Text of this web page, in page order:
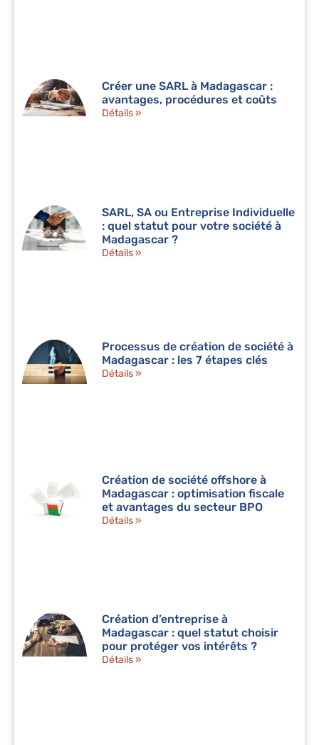
Créer une SARL à Madagascar :
avantages, procédures et coûts
Détails »
SARL, SA ou Entreprise Individuelle
: quel statut pour votre société à
Madagascar ?
Détails »
Processus de création de société à
Madagascar : les 7 étapes clés
Détails »
Création de société offshore à
Madagascar : optimisation fiscale
et avantages du secteur BPO
Détails »
Création d’entreprise à
Madagascar : quel statut choisir
pour protéger vos intérêts ?
Détails »